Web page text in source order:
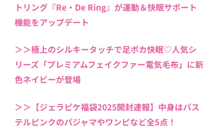
トリング『Re・De Ring』が運動＆快眠サポート
機能をアップデート
＞＞極上のシルキータッチで足ポカ快眠♡人気シ
リーズ「プレミアムフェイクファー電気毛布」に新
色ネイビーが登場
＞＞【ジェラピケ福袋2025開封速報】中身はパス
テルピンクのパジャマやワンピなど全5点！